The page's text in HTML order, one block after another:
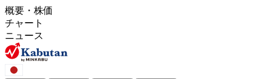
概要・株価
チャート
ニュース